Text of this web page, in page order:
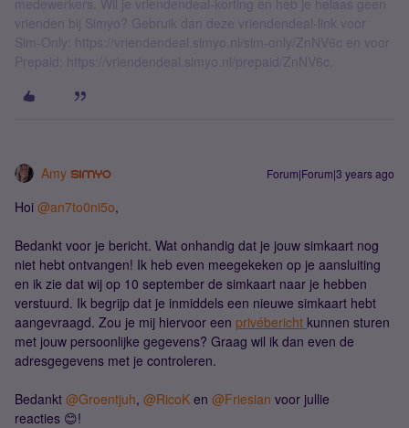
medewerkers. Wil je vriendendeal-korting en heb je helaas geen
vrienden bij Simyo? Gebruik dan deze vriendendeal-link voor
Sim-Only: https://vriendendeal.simyo.nl/sim-only/ZnNV6c en voor
Prepaid: https://vriendendeal.simyo.nl/prepaid/ZnNV6c.
Amy Forum|Forum|3 years ago
Hoi @an7to0ni5o,
Bedankt voor je bericht. Wat onhandig dat je jouw simkaart nog
niet hebt ontvangen! Ik heb even meegekeken op je aansluiting
en ik zie dat wij op 10 september de simkaart naar je hebben
verstuurd. Ik begrijp dat je inmiddels een nieuwe simkaart hebt
aangevraagd. Zou je mij hiervoor een privébericht kunnen sturen
met jouw persoonlijke gegevens? Graag wil ik dan even de
adresgegevens met je controleren.
Bedankt @Groentjuh, @RicoK en @Friesian voor jullie
reacties 😊!